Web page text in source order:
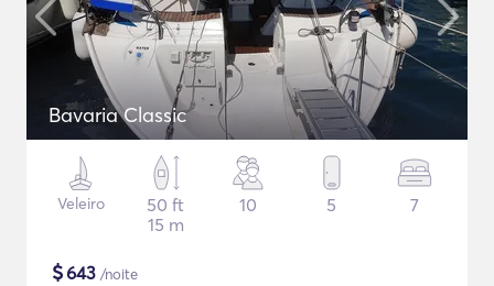
Bavaria Classic
Veleiro
50 ft
15 m
10 5 7
$643 /noite